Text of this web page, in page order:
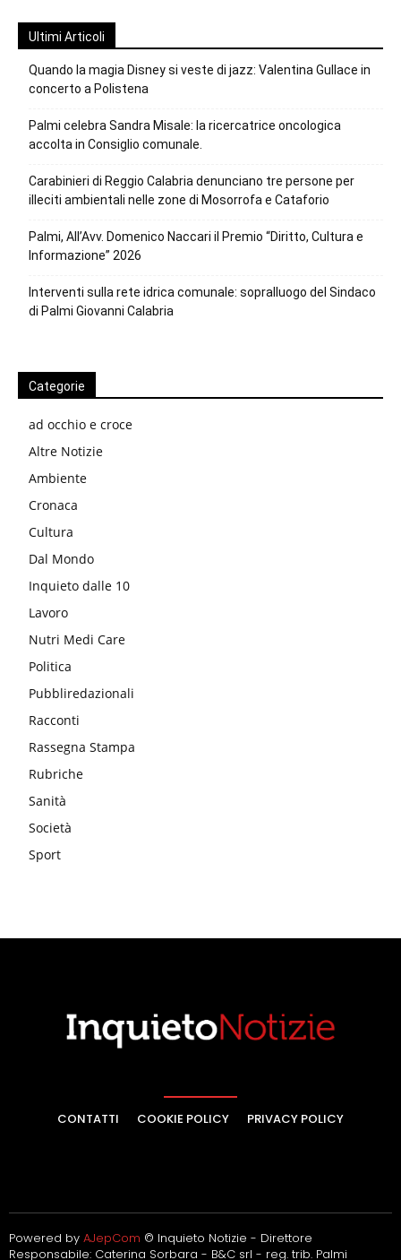
Ultimi Articoli
Quando la magia Disney si veste di jazz: Valentina Gullace in
concerto a Polistena
Palmi celebra Sandra Misale: la ricercatrice oncologica
accolta in Consiglio comunale.
Carabinieri di Reggio Calabria denunciano tre persone per
illeciti ambientali nelle zone di Mosorrofa e Cataforio
Palmi, All’Avv. Domenico Naccari il Premio “Diritto, Cultura e
Informazione” 2026
Interventi sulla rete idrica comunale: sopralluogo del Sindaco
di Palmi Giovanni Calabria
Categorie
ad occhio e croce
Altre Notizie
Ambiente
Cronaca
Cultura
Dal Mondo
Inquieto dalle 10
Lavoro
Nutri Medi Care
Politica
Pubbliredazionali
Racconti
Rassegna Stampa
Rubriche
Sanità
Società
Sport
CONTATTI COOKIE POLICY PRIVACY POLICY
Powered by AJepCom © Inquieto Notizie - Direttore
Responsabile: Caterina Sorbara - B&C srl - reg. trib. Palmi